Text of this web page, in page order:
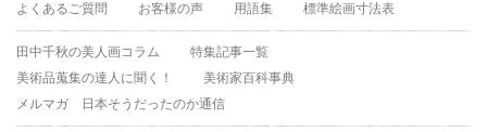
よくあるご質問
お客様の声 用語集 標準絵画寸法表
田中千秋の美人画コラム
特集記事一覧
美術品蒐集の達人に聞く！
美術家百科事典
メルマガ 日本そうだったのか通信